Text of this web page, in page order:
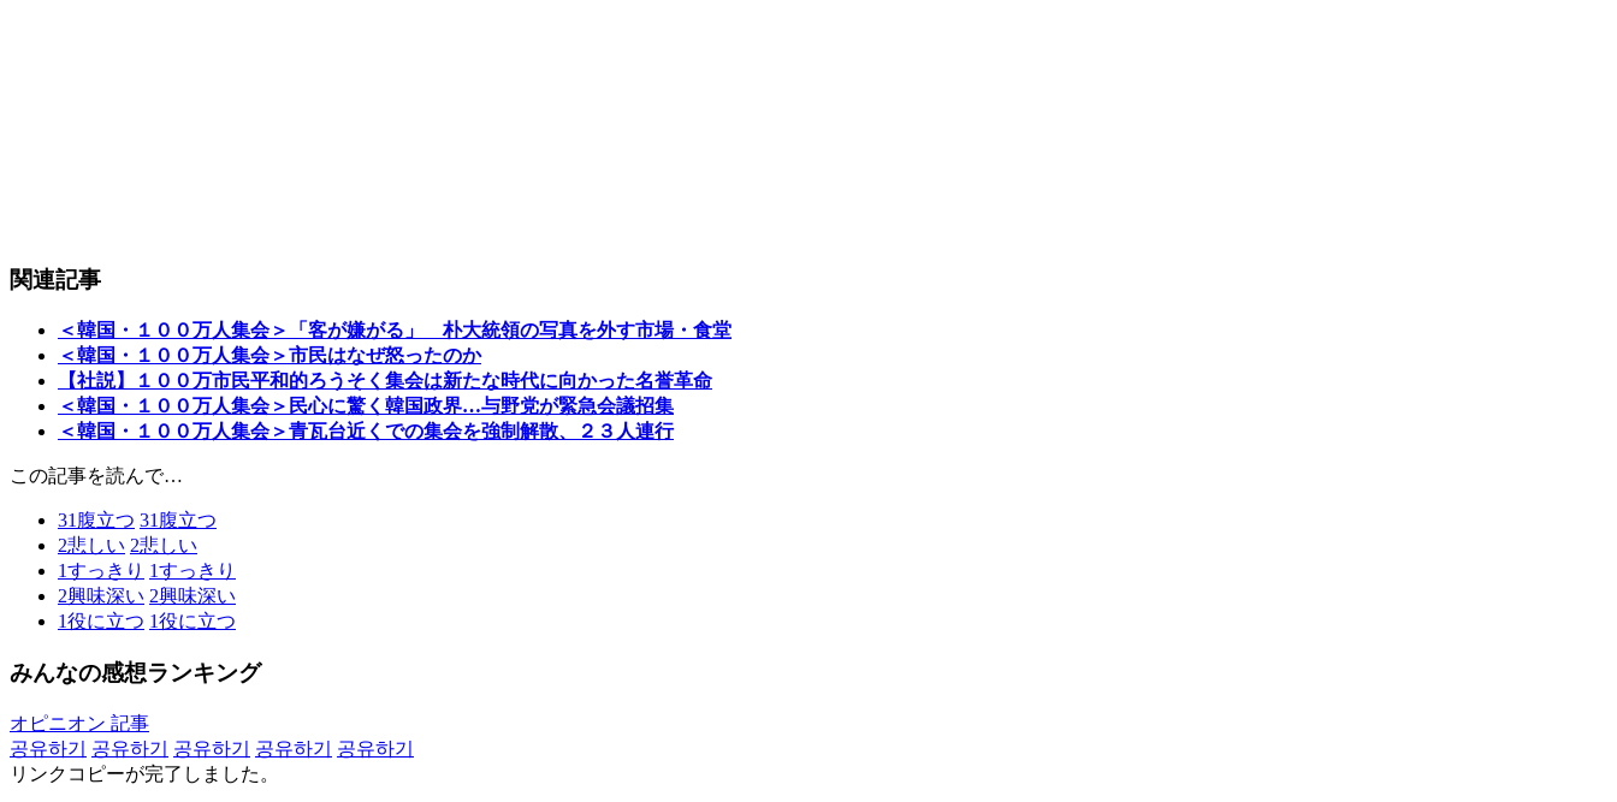
関連記事
＜韓国・１００万人集会＞「客が嫌がる」 朴大統領の写真を外す市場・食堂
＜韓国・１００万人集会＞市民はなぜ怒ったのか
【社説】１００万市民平和的ろうそく集会は新たな時代に向かった名誉革命
＜韓国・１００万人集会＞民心に驚く韓国政界…与野党が緊急会議招集
＜韓国・１００万人集会＞青瓦台近くでの集会を強制解散、２３人連行
この記事を読んで…
31 腹立つ 31 腹立つ
2悲しい 2悲しい
1すっきり 1すっきり
2興味深い 2興味深い
1役に立つ 1役に立つ
みんなの感想ランキング
オピニオン 記事
공유하기
공유하기 공유하기 공유하기
공유하기
リンクコピーが完了しました。